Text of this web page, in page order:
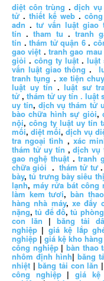
diệt côn trùng .dịch
tử. thiết kế web .
adn .tư vấn luật giao
tín . tham tu .tranh
tín .thám tử quận 6.
gao việt .tranh gao mau
giỏi . công ty luật. luật
vấn luật giao thông .
tranh tụng . xe tiện
luật uy tín .luật sư
tử,thám tử uy tín . luật
uy tín, dịch vụ thám tử
bào chữa hình sự giỏi,
nội,công ty luật uy tín
mối,diệt mối,dịch vụ
tra ngoại tình ,xác
thám tử uy tín ,dịch vụ
gao nghệ thuật.tranh
chữa giỏi .thám tử tư
bày,tủ trưng bày siêu thị
lạnh, máy rửa bát công
làm kem tươi,bàn
hàng nhà máy, xe đẩy
nặng,tủ để đồ,tủ
con lăn | băng tải
nghiệp | giá kệ lắp
nghiệp |giá kệ kho hàng
công nghiệp|bàn thao
nhôm định hình| băng
nhiệt |băng tải con lăn |
công nghiệp|giá kệ